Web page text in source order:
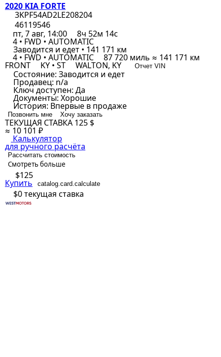
2020 KIA FORTE
3KPF54AD2LE208204
46119546
пт, 7 авг, 14:00
8ч 52м 14с
4 • FWD • AUTOMATIC
Заводится и едет • 141 171 км
4 • FWD • AUTOMATIC 87 720 миль ≈ 141 171 км
FRONT KY • ST WALTON, KY Отчет VIN
Состояние: Заводится и едет
Продавец: n/a
Ключ доступен: Да
Документы: Хорошие
История: Впервые в продаже
Позвонить мне Хочу заказать
ТЕКУЩАЯ СТАВКА 125 $
≈ 10 101 ₽
Калькулятор
для ручного расчёта
Рассчитать стоимость
Смотреть больше
$125
Купить catalog.card.calculate
$0текущая ставка